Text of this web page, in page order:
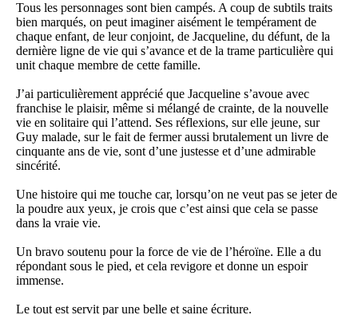
Tous les personnages sont bien campés. A coup de subtils traits
bien marqués, on peut imaginer aisément le tempérament de
chaque enfant, de leur conjoint, de Jacqueline, du défunt, de la
dernière ligne de vie qui s’avance et de la trame particulière qui
unit chaque membre de cette famille.
J’ai particulièrement apprécié que Jacqueline s’avoue avec
franchise le plaisir, même si mélangé de crainte, de la nouvelle
vie en solitaire qui l’attend. Ses réflexions, sur elle jeune, sur
Guy malade, sur le fait de fermer aussi brutalement un livre de
cinquante ans de vie, sont d’une justesse et d’une admirable
sincérité.
Une histoire qui me touche car, lorsqu’on ne veut pas se jeter de
la poudre aux yeux, je crois que c’est ainsi que cela se passe
dans la vraie vie.
Un bravo soutenu pour la force de vie de l’héroïne. Elle a du
répondant sous le pied, et cela revigore et donne un espoir
immense.
Le tout est servit par une belle et saine écriture.